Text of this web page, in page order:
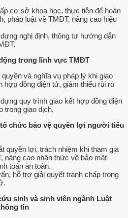
cơ sở khoa học, thực tiễn để hoàn
pháp luật về TMĐT, nâng cao hiệu
nghị định, thông tư hướng dẫn
trong lĩnh vực TMĐT
và nghĩa vụ pháp lý khi giao
hợp đồng điện tử, giảm thiểu rủi ro
quy trình giao kết hợp đồng điện
trong giao dịch.
chức bảo vệ quyền lợi người tiêu
quyền lợi, trách nhiệm khi tham gia
nâng cao nhận thức về bảo mật
toán an toàn.
hỗ trợ giải quyết tranh chấp trong
sinh và sinh viên ngành Luật
tin